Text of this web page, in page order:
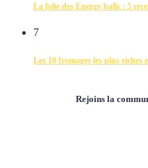
La folie des Energy balls : 5
7
Les 10 fromages les plus riches
Rejoins la